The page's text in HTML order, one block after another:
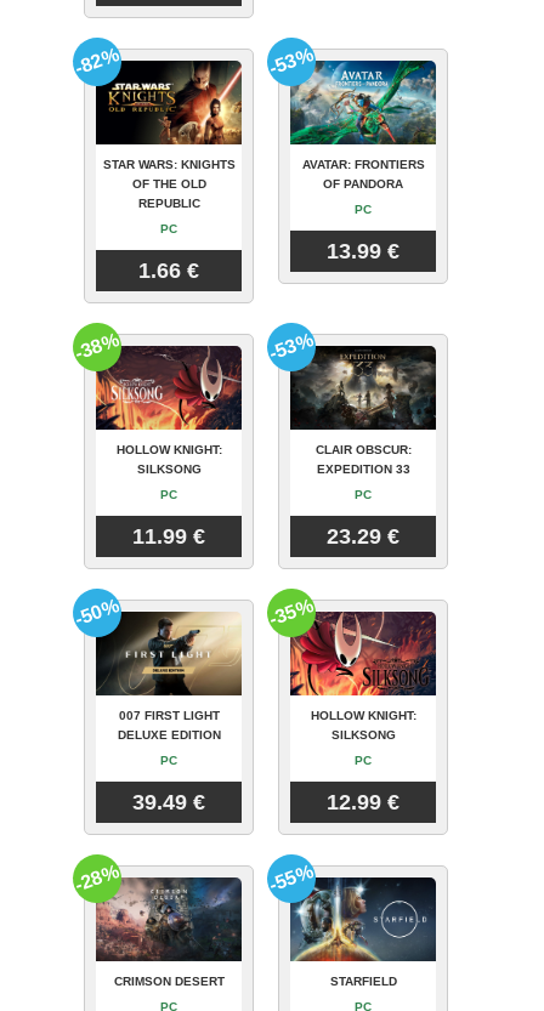
STAR WARS: KNIGHTS
OF THE OLD
REPUBLIC
PC
1.66 €
-82%
AVATAR: FRONTIERS
OF PANDORA
PC
13.99 €
-53%
HOLLOW KNIGHT:
SILKSONG
PC
11.99 €
-38%
CLAIR OBSCUR:
EXPEDITION 33
PC
23.29 €
-53%
007 FIRST LIGHT
DELUXE EDITION
PC
39.49 €
-50%
HOLLOW KNIGHT:
SILKSONG
PC
12.99 €
-35%
CRIMSON DESERT
PC
-28%
STARFIELD
PC
-55%